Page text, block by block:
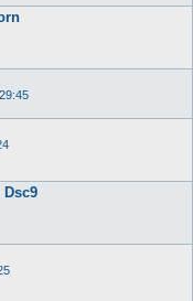
Dsc9